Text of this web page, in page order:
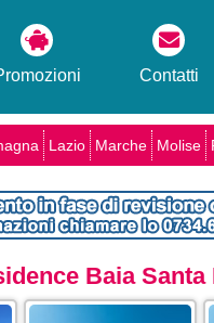
Contatti
Lazio Marche Molise
Baia